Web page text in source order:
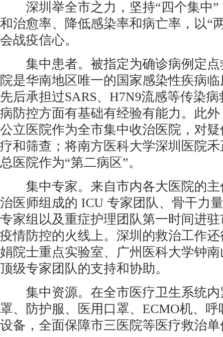
深圳举全市之力，坚持“四个集中”
和治愈率、降低感染率和病亡率，以“
会战疫信心。
集中患者。被指定为确诊病例定点
院是华南地区唯一的国家感染性疾病
先后承担过SARS、H7N9流感等传染
病防控方面有基础有经验有能力。此
公立医院作为全市集中收治医院，对
疗和筛查；将南方医科大学深圳医院
总医院作为“第二病区”。
集中专家。来自市内各大医院的主
治医师组成的 ICU 专家团队、骨干力
专家组以及重症护理团队第一时间进
疫情防控的火线上。深圳的救治工作
娟院士重点实验室、广州医科大学钟
顶级专家团队的支持和协助。
集中资源。在全市医疗卫生系统内
罩、防护服、医用口罩、ECMO机、
设备，全面保障市三医院等医疗救治